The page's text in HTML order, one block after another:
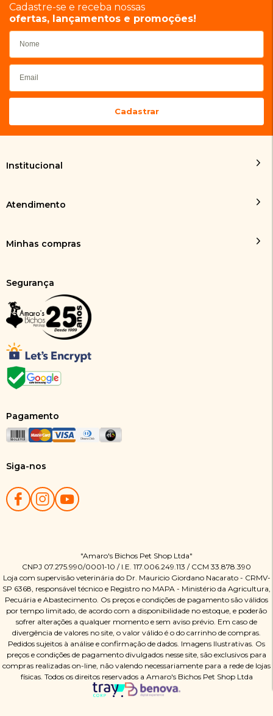
Cadastre-se e receba nossas
ofertas, lançamentos e promoções!
Institucional
Atendimento
Minhas compras
Segurança
Pagamento
Siga-nos
"Amaro's Bichos Pet Shop Ltda"
CNPJ 07.275.990/0001-10 / I.E. 117.006.249.113 / CCM 33.878.390
Loja com supervisão veterinária do Dr. Mauricio Giordano Nacarato - CRMV-
SP 6368, responsável técnico e Registro no MAPA - Ministério da Agricultura,
Pecuária e Abastecimento. Os preços e condições de pagamento são válidos
por tempo limitado, de acordo com a disponibilidade no estoque, e poderão
sofrer alterações a qualquer momento e sem aviso prévio. Em caso de
divergência de valores no site, o valor válido é o do carrinho de compras.
Pedidos sujeitos à análise e confirmação de dados. Imagens Ilustrativas. Os
preços e condições de pagamento divulgados nesse site, são exclusivos para
compras realizadas on-line, não valendo necessariamente para a rede de lojas
físicas. Todos os direitos reservados a Amaro's Bichos Pet Shop Ltda